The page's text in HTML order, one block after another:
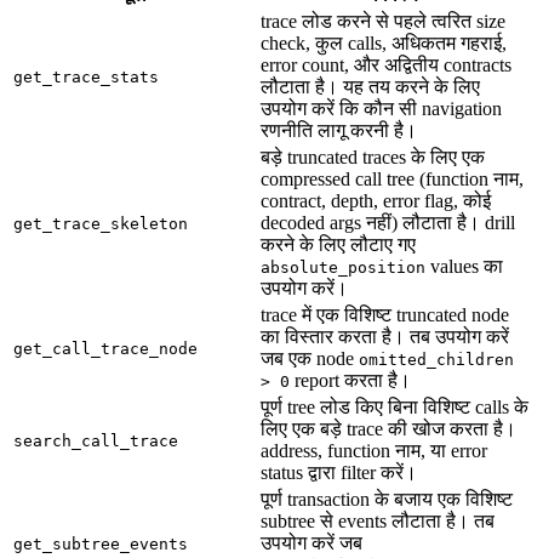
get_trace_stats
trace लोड करने से पहले त्वरित size
check, कुल calls, अधिकतम गहराई,
error count, और अद्वितीय contracts
लौटाता है। यह तय करने के लिए
उपयोग करें कि कौन सी navigation
रणनीति लागू करनी है।
get_trace_skeleton
बड़े truncated traces के लिए एक
compressed call tree (function नाम,
contract, depth, error flag, कोई
decoded args नहीं) लौटाता है। drill
करने के लिए लौटाए गए
absolute_position values का
उपयोग करें।
get_call_trace_node
trace में एक विशिष्ट truncated node
का विस्तार करता है। तब उपयोग करें
जब एक node omitted_children
> 0 report करता है।
search_call_trace
पूर्ण tree लोड किए बिना विशिष्ट calls के
लिए एक बड़े trace की खोज करता है।
address, function नाम, या error
status द्वारा filter करें।
get_subtree_events
पूर्ण transaction के बजाय एक विशिष्ट
subtree से events लौटाता है। तब
उपयोग करें जब